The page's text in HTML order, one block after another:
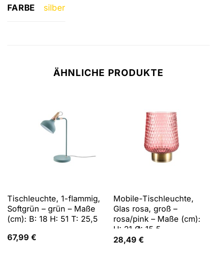
FARBE silber
ÄHNLICHE PRODUKTE
Tischleuchte, 1-flammig,
Softgrün – grün – Maße
(cm): B: 18 H: 51 T: 25,5
67,99 €
Mobile-Tischleuchte,
Glas rosa, groß –
rosa/pink – Maße (cm):
H: 21 Ø: 15.5
28,49 €